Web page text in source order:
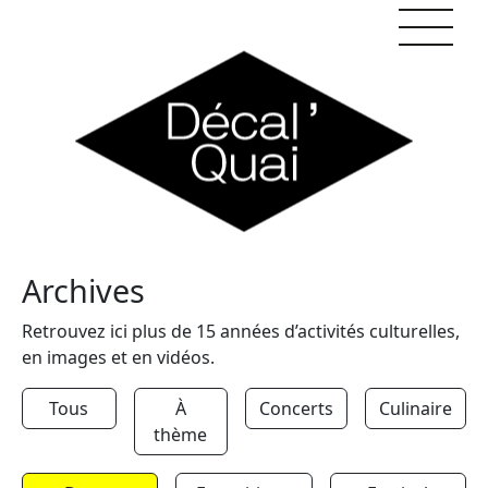
Archives
Retrouvez ici plus de 15 années d’activités culturelles,
en images et en vidéos.
Tous
À
thème
Concerts Culinaire